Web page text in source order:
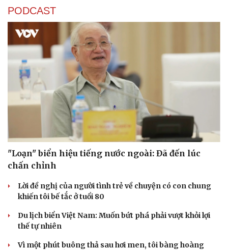
PODCAST
"Loạn" biển hiệu tiếng nước ngoài: Đã đến lúc
chấn chỉnh
Lời đề nghị của người tình trẻ về chuyện có con chung
khiến tôi bế tắc ở tuổi 80
Du lịch biển Việt Nam: Muốn bứt phá phải vượt khỏi lợi
thế tự nhiên
Vì một phút buông thả sau hơi men, tôi bàng hoàng